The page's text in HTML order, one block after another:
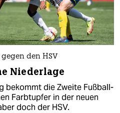
den HSV
Niederlage
bekommt die Zweite Fußball-
Farbtupfer in der neuen
doch der HSV.